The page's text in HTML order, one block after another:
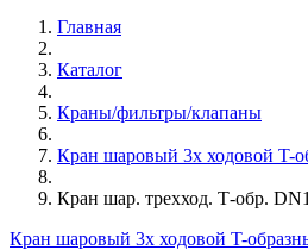
Главная
Каталог
Краны/фильтры/клапаны
Кран шаровый 3х ходовой T-
Кран шар. трехход. Т-обр.
Кран шаровый 3х ходовой T-